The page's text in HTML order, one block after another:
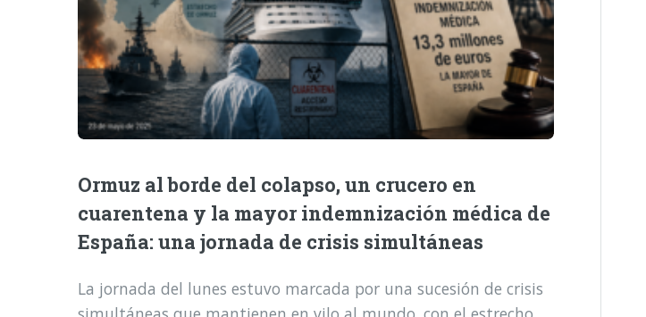
Ormuz al borde del colapso, un crucero en
cuarentena y la mayor indemnización médica de
España: una jornada de crisis simultáneas
La jornada del lunes estuvo marcada por una sucesión de crisis